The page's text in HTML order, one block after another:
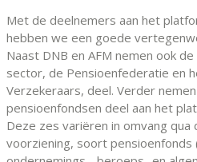
Met de deelnemers aan het
hebben we een goede
Naast DNB en AFM nemen ook
sector, de Pensioenfederatie en
Verzekeraars, deel. Verder
pensioenfondsen deel aan het
Deze zes variëren in omvang qua
voorziening, soort pensioenfonds